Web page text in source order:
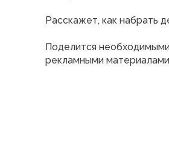
Расскажет, как набрать
Поделится
рекламными материалами